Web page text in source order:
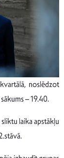
noslēdzot
– 19.40.
laika apstākļu